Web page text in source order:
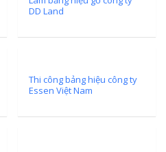
DD Land
Thi công bảng hiệu công ty
Essen Việt Nam